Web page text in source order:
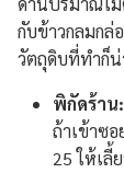
กับข้าวกลมกล่
วัตถุดิบที่ทำก็น่
พิกัดร้าน:
ถ้าเข้าซ
25 ให้เลี้